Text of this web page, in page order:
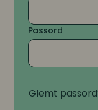
Passord
Glemt